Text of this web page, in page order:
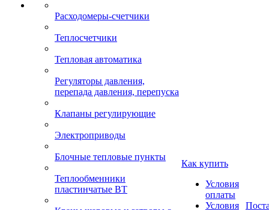
Расходомеры-счетчики
Теплосчетчики
Тепловая автоматика
Регуляторы давления,
перепада давления, перепуска
Клапаны регулирующие
Электроприводы
Блочные тепловые пункты
Теплообменники
пластинчатые ВТ
Как купить
Условия
оплаты
Условия